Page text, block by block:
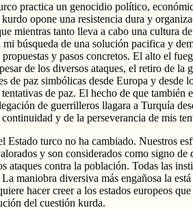
practica un genocidio político,
opone una resistencia dura y
mientras tanto lleva a cabo una cultura
búsqueda de una solución pacifica y
y pasos concretos. El alto el
de los diversos ataques, el retiro de la
de paz simbólicas desde Europa y desde
de paz. El hecho de que también
de guerrilleros llagara a Turquía
y de la perseverancia de mis
Estado turco no ha cambiado. Nuestros
y son considerados como signo
ataques contra la población. Todas las
maniobra diversiva más engañosa la
hacer creer a los estados europeos
del cuestión kurda.